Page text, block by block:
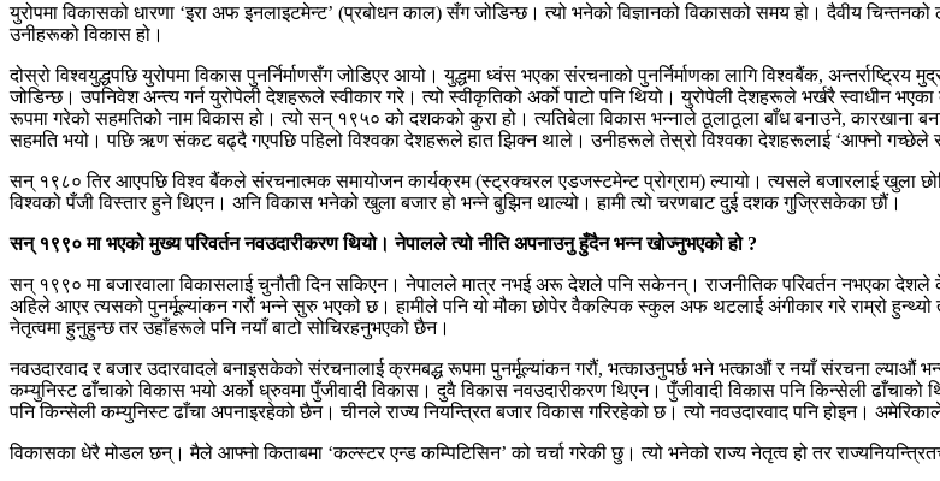
युरोपमा विकासको धारणा ‘इरा अफ इनलाइटमेन्ट’ (प्रबोधन काल) सँग जोडिन्छ। त्यो भनेको विज्ञानको विकासको समय हो। दैवीय
उनीहरूको विकास हो।
दोस्रो विश्वयुद्धपछि युरोपमा विकास पुनर्निर्माणसँग जोडिएर आयो। युद्धमा ध्वंस भएका संरचनाको पुनर्निर्माणका लागि विश्वबैंक,
जोडिन्छ। उपनिवेश अन्त्य गर्न युरोपेली देशहरूले स्वीकार गरे। त्यो स्वीकृतिको अर्को पाटो पनि थियो। युरोपेली देशहरूले भर्खरै स्वाधीन
रूपमा गरेको सहमतिको नाम विकास हो। त्यो सन् १९५० को दशकको कुरा हो। त्यतिबेला विकास भन्नाले ठूलाठूला बाँध बनाउने, कारखाना
सहमति भयो। पछि ऋण संकट बढ्दै गएपछि पहिलो विश्वका देशहरूले हात झिक्न थाले। उनीहरूले तेस्रो विश्वका देशहरूलाई ‘आफ्नो गच्छेले
सन् १९८० तिर आएपछि विश्व बैंकले संरचनात्मक समायोजन कार्यक्रम (स्ट्रक्चरल एडजस्टमेन्ट प्रोग्राम) ल्यायो। त्यसले बजारलाई खुला
विश्वको पँजी विस्तार हुने थिएन। अनि विकास भनेको खुला बजार हो भन्ने बुझिन थाल्यो। हामी त्यो चरणबाट दुई दशक गुज्रिसकेका छौं।
सन् १९९० मा भएको मुख्य परिवर्तन नवउदारीकरण थियो। नेपालले त्यो नीति अपनाउनु हुँदैन भन्न खोज्नुभएको हो ?
सन् १९९० मा बजारवाला विकासलाई चुनौती दिन सकिएन। नेपालले मात्र नभई अरू देशले पनि सकेनन्। राजनीतिक परिवर्तन नभएका देशले
अहिले आएर त्यसको पुनर्मूल्यांकन गरौं भन्ने सुरु भएको छ। हामीले पनि यो मौका छोपेर वैकल्पिक स्कुल अफ थटलाई अंगीकार गरे राम्रो
नेतृत्वमा हुनुहुन्छ तर उहाँहरूले पनि नयाँ बाटो सोचिरहनुभएको छैन।
नवउदारवाद र बजार उदारवादले बनाइसकेको संरचनालाई क्रमबद्ध रूपमा पुनर्मूल्यांकन गरौं, भत्काउनुपर्छ भने भत्काऔं र नयाँ संरचना ल्याऔं
कम्युनिस्ट ढाँचाको विकास भयो अर्को ध्रुवमा पुँजीवादी विकास। दुवै विकास नवउदारीकरण थिएन। पुँजीवादी विकास पनि किन्सेली
पनि किन्सेली कम्युनिस्ट ढाँचा अपनाइरहेको छैन। चीनले राज्य नियन्त्रित बजार विकास गरिरहेको छ। त्यो नवउदारवाद पनि होइन।
विकासका धेरै मोडल छन्। मैले आफ्नो किताबमा ‘कल्स्टर एन्ड कम्पिटिसिन’ को चर्चा गरेकी छु। त्यो भनेको राज्य नेतृत्व हो तर